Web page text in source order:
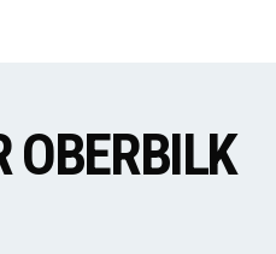
OBERBILK